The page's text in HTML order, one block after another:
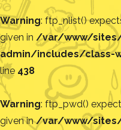
Warning: ftp_nlist()
given in /var/www/
admin/includes/class-
line 438
Warning: ftp_pwd()
given in/var/www/